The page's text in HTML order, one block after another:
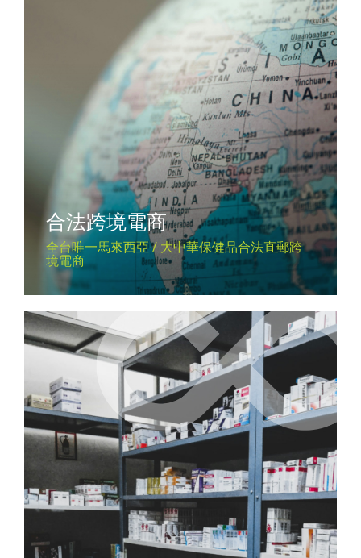
合法跨境電商
全台唯一馬來西亞 / 大中華保健品合法直郵跨
境電商